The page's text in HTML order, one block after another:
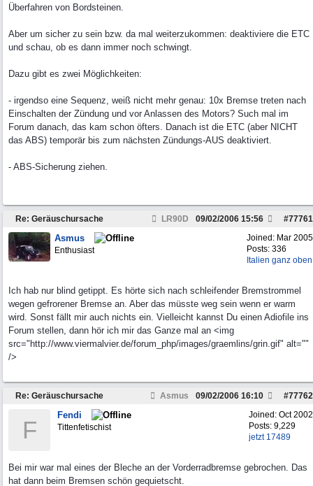
Überfahren von Bordsteinen.
Aber um sicher zu sein bzw. da mal weiterzukommen: deaktiviere die ETC
und schau, ob es dann immer noch schwingt.
Dazu gibt es zwei Möglichkeiten:
- irgendso eine Sequenz, weiß nicht mehr genau: 10x Bremse treten nach
Einschalten der Zündung und vor Anlassen des Motors? Such mal im
Forum danach, das kam schon öfters. Danach ist die ETC (aber NICHT
das ABS) temporär bis zum nächsten Zündungs-AUS deaktiviert.
- ABS-Sicherung ziehen.
Re: Geräuschursache LR90D #77761
09/02/2006 15:56
Joined: Mar 2005
Posts: 336
Italien ganz oben
Asmus
Enthusiast
Ich hab nur blind getippt. Es hörte sich nach schleifender Bremstrommel
wegen gefrorener Bremse an. Aber das müsste weg sein wenn er warm
wird. Sonst fällt mir auch nichts ein. Vielleicht kannst Du einen Adiofile ins
Forum stellen, dann hör ich mir das Ganze mal an <img
src="http://www.viermalvier.de/forum_php/images/graemlins/grin.gif" alt=""
/>
Re: Geräuschursache Asmus #77762
09/02/2006 16:10
Joined: Oct 2002
Posts: 9,229
jetzt 17489
F
Fendi
Tittenfetischist
Bei mir war mal eines der Bleche an der Vorderradbremse gebrochen. Das
hat dann beim Bremsen schön gequietscht.